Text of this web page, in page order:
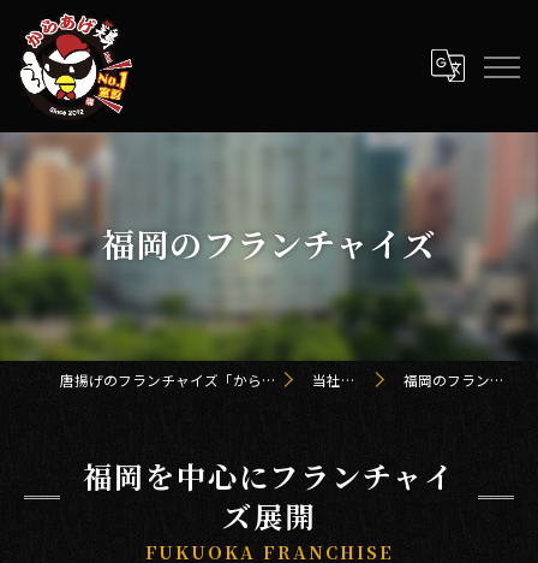
福岡のフランチャイズ
唐揚げのフランチャイズ「からあげ鶏 kei」 当社の特徴 福岡のフランチャイズ
福岡を中心にフランチャイ
ズ展開
FUKUOKA FRANCHISE